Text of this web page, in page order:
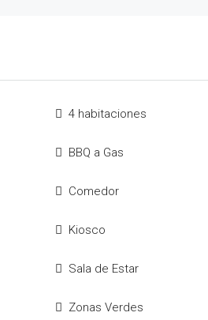
4 habitaciones
BBQ a Gas
Comedor
Kiosco
Sala de Estar
Zonas Verdes